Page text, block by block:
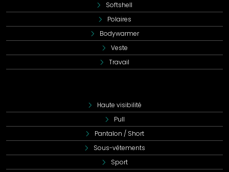
Softshell
Polaires
Bodywarmer
Veste
Travail
Haute visibilité
Pull
Pantalon / Short
Sous-vêtements
Sport